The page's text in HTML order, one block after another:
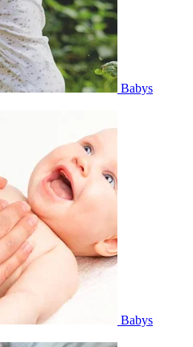
Babys
Babys